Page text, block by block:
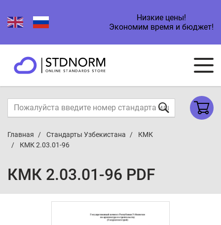
Низкие цены!
Экономим время и бюджет!
Главная Стандарты Узбекистана
КМК
КМК 2.03.01-96
КМК 2.03.01-96 PDF